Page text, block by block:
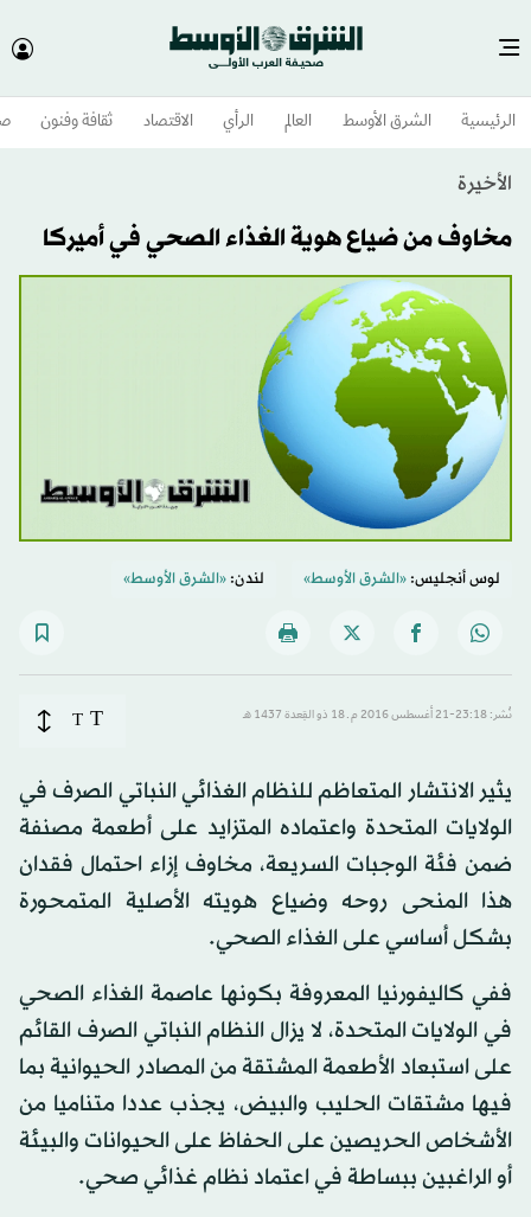
الرئيسية الشرق الأوسط​ العالم الرأي الاقتصاد ثقافة وفنون
الأخيرة
مخاوف من ضياع هوية الغذاء الصحي في أميركا
لوس أنجليس:«الشرق الأوسط» لندن:«الشرق الأوسط»
نُشر: 23:18-21 أغسطس 2016 م ـ 18 ذو القِعدة 1437 هـ T
T
يثير الانتشار المتعاظم للنظام الغذائي النباتي الصرف في
الولايات المتحدة واعتماده المتزايد على أطعمة مصنفة
ضمن فئة الوجبات السريعة، مخاوف إزاء احتمال فقدان
هذا المنحى روحه وضياع هويته الأصلية المتمحورة
بشكل أساسي على الغذاء الصحي.
ففي كاليفورنيا المعروفة بكونها عاصمة الغذاء الصحي
في الولايات المتحدة، لا يزال النظام النباتي الصرف القائم
على استبعاد الأطعمة المشتقة من المصادر الحيوانية بما
فيها مشتقات الحليب والبيض، يجذب عددا متناميا من
الأشخاص الحريصين على الحفاظ على الحيوانات والبيئة
أو الراغبين ببساطة في اعتماد نظام غذائي صحي.